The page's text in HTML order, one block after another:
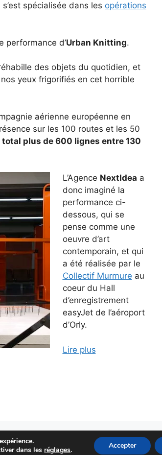
s’est spécialisée dans les opérations
performance d’Urban Knitting.
des objets du quotidien, et
yeux frigorifiés en cet horrible
aérienne européenne en
sur les 100 routes et les 50
plus de 600 lignes entre 130
L’Agence NextIdea a
donc imaginé la
performance ci-
dessous, qui se
pense comme une
oeuvre d’art
contemporain, et qui
a été réalisée par le
Collectif Murmure au
coeur du Hall
d’enregistrement
easyJet de l’aéroport
d’Orly.
Lire plus
- Blog lancé en 2009, toujours actif en 2026 !
dans les réglages. Accepter